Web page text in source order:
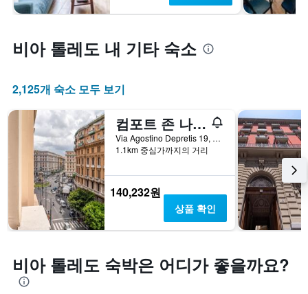
비아 톨레도 내 기타 숙소
2,125개 숙소 모두 보기
컴포트 존 나폴리
Via Agostino Depretis 19, 나폴리, 나폴리현, 이탈리아
1.1km 중심가까지의 거리
140,232원
상품 확인
비아 톨레도 숙박은 어디가 좋을까요?